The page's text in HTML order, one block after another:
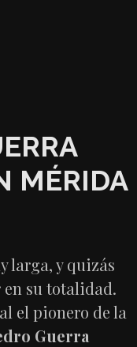
MÉRIDA
larga, y quizás
en su totalidad.
el pionero de la
Guerra